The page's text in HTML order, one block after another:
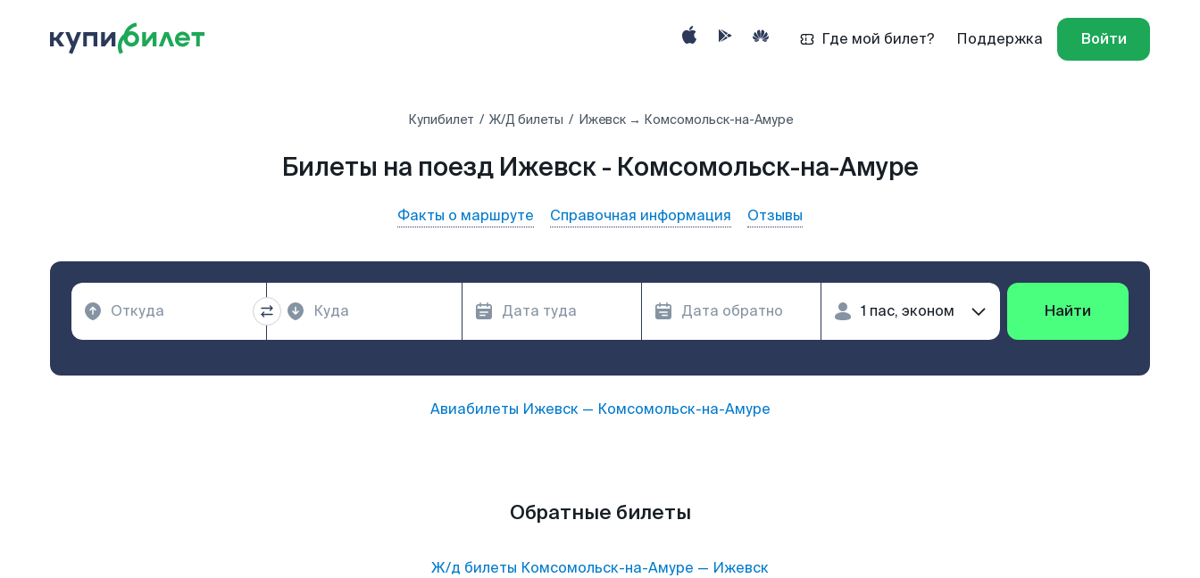
Где мой билет? Поддержка Войти
Купибилет Ж/Д билеты Ижевск → Комсомольск-на-Амуре
Билеты на поезд Ижевск - Комсомольск-на-Амуре
Факты о маршруте Справочная информация Отзывы
Найти
Авиабилеты Ижевск— Комсомольск-на-Амуре
Обратные билеты
Ж/д билеты Комсомольск-на-Амуре — Ижевск